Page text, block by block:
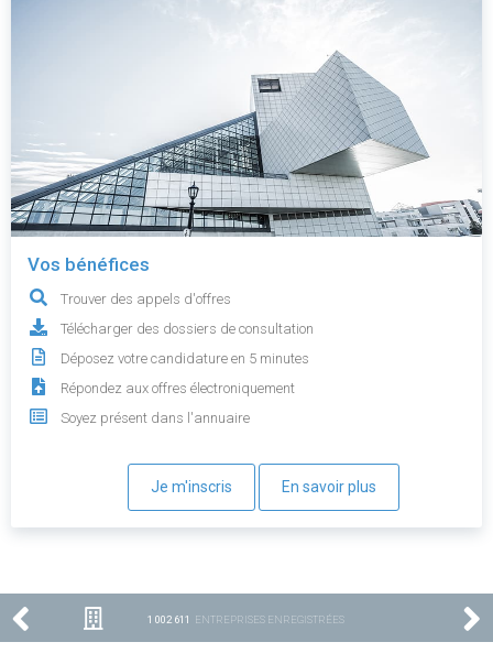
Vos bénéfices
Trouver des appels d'offres
Télécharger des dossiers de consultation
Déposez votre candidature en 5 minutes
Répondez aux offres électroniquement
Soyez présent dans l'annuaire
Je m'inscris En savoir plus
1 002 611 ENTREPRISES ENREGISTRÉES